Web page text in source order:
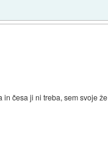
in česa ji ni treba, sem svoje že